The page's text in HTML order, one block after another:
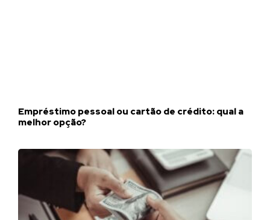
Empréstimo pessoal ou cartão de crédito: qual a
melhor opção?